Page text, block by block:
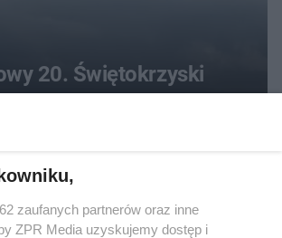
20. Świętokrzyski
w Tokarni. Kultowe
i muzyczna scena w
zaufanych partnerów oraz inne
ZPR Media uzyskujemy dostęp i